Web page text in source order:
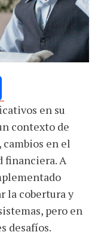
en su
contexto de
en el
financiera. A
la cobertura y
pero en
desafíos.